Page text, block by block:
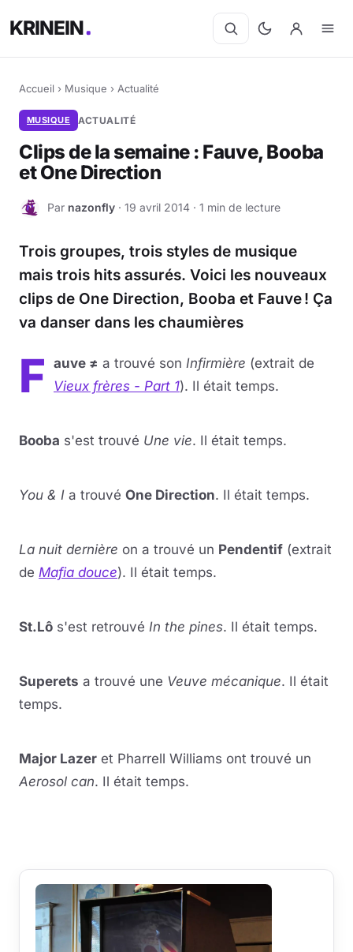
KRINEIN
Accueil › Musique › Actualité
MUSIQUE ACTUALITÉ
Clips de la semaine : Fauve, Booba
et One Direction
N Par nazonfly · 19 avril 2014 · 1 min de lecture
Trois groupes, trois styles de musique
mais trois hits assurés. Voici les nouveaux
clips de One Direction, Booba et Fauve ! Ça
va danser dans les chaumières
F auve ≠ a trouvé son Infirmière (extrait de
Vieux frères - Part 1). Il était temps.
YouTube · le lecteur se charge au clic
Booba s'est trouvé Une vie. Il était temps.
YouTube · le lecteur se charge au clic
You & I a trouvé One Direction. Il était temps.
YouTube · le lecteur se charge au clic
La nuit dernière on a trouvé un Pendentif (extrait
de Mafia douce). Il était temps.
YouTube · le lecteur se charge au clic
St.Lô s'est retrouvé In the pines. Il était temps.
YouTube · le lecteur se charge au clic
Superets a trouvé une Veuve mécanique. Il était
temps.
YouTube · le lecteur se charge au clic
Major Lazer et Pharrell Williams ont trouvé un
Aerosol can. Il était temps.